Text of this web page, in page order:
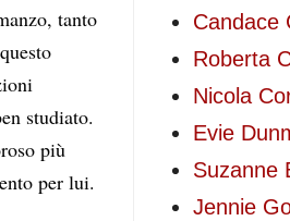
tanto
studiato.
più
per lui.
Candace
Roberta
Nicola
Evie
Suzanne
Jennie